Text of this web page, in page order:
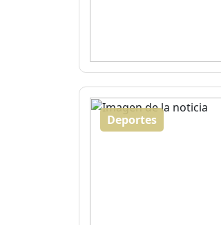
Deportes